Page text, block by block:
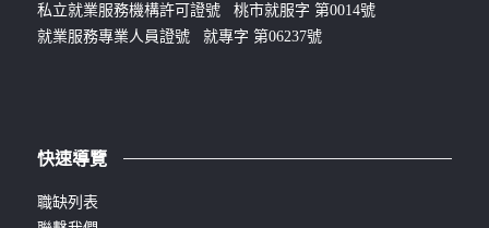
私立就業服務機構許可證號 桃市就服字 第0014號
就業服務專業人員證號 就專字 第06237號
快速導覽
職缺列表